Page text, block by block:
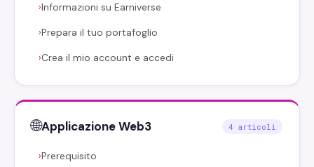
›Informazioni su Earniverse
›Prepara il tuo portafoglio
›Crea il mio account e accedi
🌐Applicazione Web3 4 articoli
›Prerequisito